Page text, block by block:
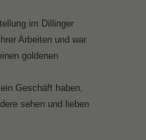
im Dillinger
Arbeiten und war
goldenen
Geschäft haben,
sehen und lieben